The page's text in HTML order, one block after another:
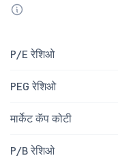
P/E रेशिओ
PEG रेशिओ
मार्केट कॅप कोटी
P/B रेशिओ